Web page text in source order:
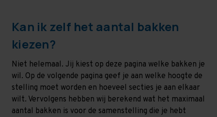
Kan ik zelf het aantal bakken
kiezen?
Niet helemaal. Jij kiest op deze pagina welke bakken je
wil. Op de volgende pagina geef je aan welke hoogte de
stelling moet worden en hoeveel secties je aan elkaar
wilt. Vervolgens hebben wij berekend wat het maximaal
aantal bakken is voor de samenstelling die je hebt